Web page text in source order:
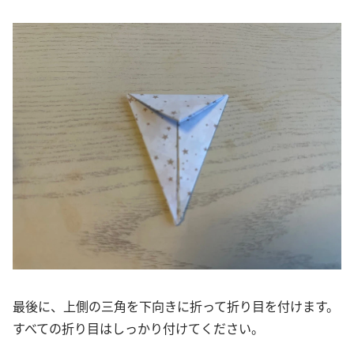
最後に、上側の三角を下向きに折って折り目を付けます。
すべての折り目はしっかり付けてください。